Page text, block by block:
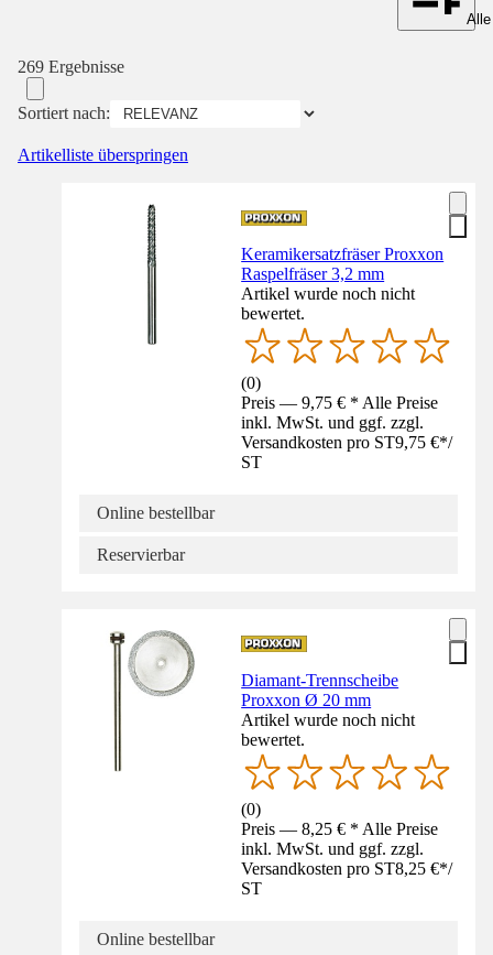
269 Ergebnisse
Sortiert nach:
Artikelliste überspringen
Keramikersatzfräser Proxxon
Raspelfräser 3,2 mm
Artikel wurde noch nicht
bewertet.
(0)
Preis — 9,75 € * Alle Preise
inkl. MwSt. und ggf. zzgl.
Versandkosten pro ST9,75 €*/
ST
Online bestellbar
Reservierbar
Diamant-Trennscheibe
Proxxon Ø 20 mm
Artikel wurde noch nicht
bewertet.
(0)
Preis — 8,25 € * Alle Preise
inkl. MwSt. und ggf. zzgl.
Versandkosten pro ST8,25 €*/
ST
Online bestellbar